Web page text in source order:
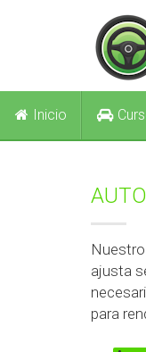
Inicio
ajusta
para